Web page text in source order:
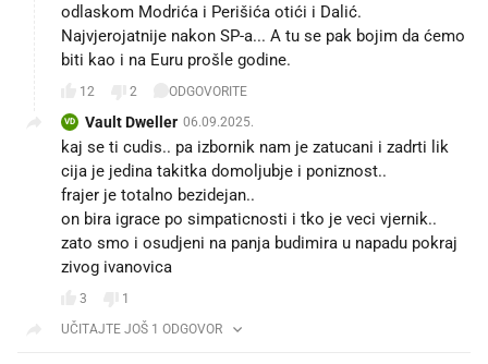
odlaskom Modrića i Perišića otići i Dalić.
Najvjerojatnije nakon SP-a... A tu se pak bojim da ćemo
biti kao i na Euru prošle godine.
12 2 ODGOVORITE
VD Vault Dweller 06.09.2025.
kaj se ti cudis.. pa izbornik nam je zatucani i zadrti lik
cija je jedina takitka domoljubje i poniznost..
frajer je totalno bezidejan..
on bira igrace po simpaticnosti i tko je veci vjernik..
zato smo i osudjeni na panja budimira u napadu pokraj
zivog ivanovica
3
1
UČITAJTE JOŠ 1 ODGOVOR